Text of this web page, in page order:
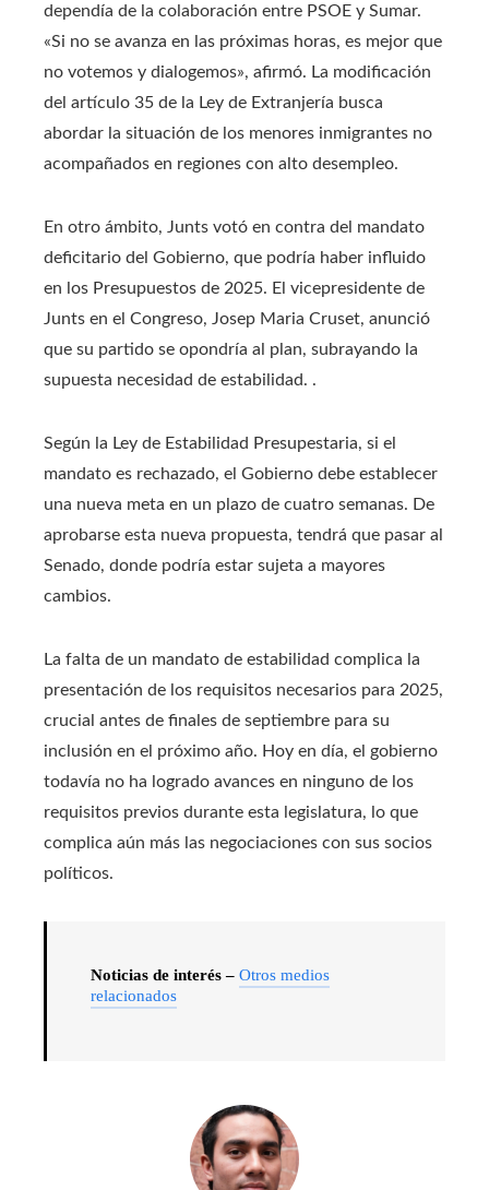
dependía de la colaboración entre PSOE y Sumar.
«Si no se avanza en las próximas horas, es mejor que
no votemos y dialogemos», afirmó. La modificación
del artículo 35 de la Ley de Extranjería busca
abordar la situación de los menores inmigrantes no
acompañados en regiones con alto desempleo.
En otro ámbito, Junts votó en contra del mandato
deficitario del Gobierno, que podría haber influido
en los Presupuestos de 2025. El vicepresidente de
Junts en el Congreso, Josep Maria Cruset, anunció
que su partido se opondría al plan, subrayando la
supuesta necesidad de estabilidad. .
Según la Ley de Estabilidad Presupestaria, si el
mandato es rechazado, el Gobierno debe establecer
una nueva meta en un plazo de cuatro semanas. De
aprobarse esta nueva propuesta, tendrá que pasar al
Senado, donde podría estar sujeta a mayores
cambios.
La falta de un mandato de estabilidad complica la
presentación de los requisitos necesarios para 2025,
crucial antes de finales de septiembre para su
inclusión en el próximo año. Hoy en día, el gobierno
todavía no ha logrado avances en ninguno de los
requisitos previos durante esta legislatura, lo que
complica aún más las negociaciones con sus socios
políticos.
Noticias de interés – Otros medios
relacionados